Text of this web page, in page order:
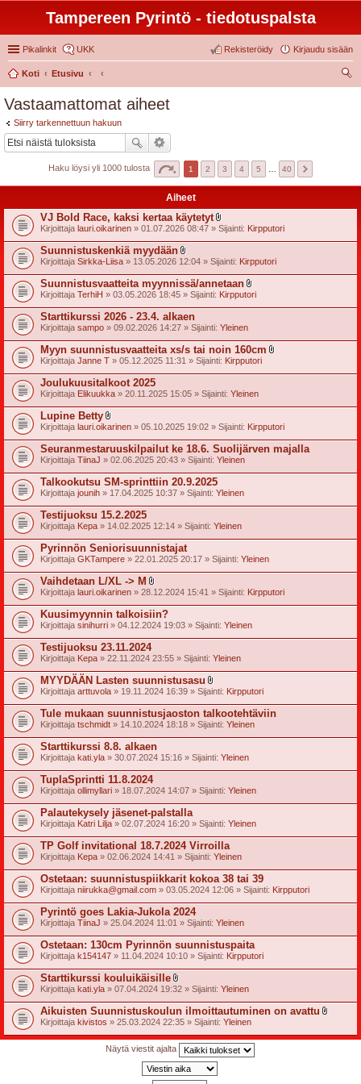
Tampereen Pyrintö - tiedotuspalsta
Pikalinkit UKK Kirjaudu sisään
Rekisteröidy
Koti
Etusivu
Vastaamattomat aiheet
Siirry tarkennettuun hakuun
Haku löysi yli 1000 tulosta 1 2 3 4 5 40
Aiheet
VJ Bold Race, kaksi kertaa käytetyt
l
i
t
e
e
t
Kirjoittaja lauri.oikarinen » 01.07.2026 08:47 » Sijainti: Kirpputori
Suunnistuskenkiä myydään
l
i
t
t
e
e
t
Kirjoittaja Sirkka-Liisa » 13.05.2026 12:04 » Sijainti: Kirpputori
Suunnistusvaatteita myynnissä/annetaan
l
i
e
e
t
Kirjoittaja TerhiH » 03.05.2026 18:45 » Sijainti: Kirpputori
Starttikurssi 2026 - 23.4. alkaen
Kirjoittaja sampo » 09.02.2026 14:27 » Sijainti: Yleinen
Myyn suunnistusvaatteita xs/s tai noin 160cm
i
e
t
Kirjoittaja Janne T » 05.12.2025 11:31 » Sijainti: Kirpputori
Joulukuusitalkoot 2025
Kirjoittaja Elikuukka » 20.11.2025 15:05 » Sijainti: Yleinen
Lupine Betty
l
i
t
t
e
e
t
Kirjoittaja lauri.oikarinen » 05.10.2025 19:02 » Sijainti: Kirpputori
Seuranmestaruuskilpailut ke 18.6. Suolijärven majalla
Kirjoittaja TiinaJ » 02.06.2025 20:43 » Sijainti: Yleinen
Talkookutsu SM-sprinttiin 20.9.2025
Kirjoittaja jounih » 17.04.2025 10:37 » Sijainti: Yleinen
Testijuoksu 15.2.2025
Kirjoittaja Kepa » 14.02.2025 12:14 » Sijainti: Yleinen
Pyrinnön Seniorisuunnistajat
Kirjoittaja GKTampere » 22.01.2025 20:17 » Sijainti: Yleinen
Vaihdetaan L/XL -> M
l
i
t
t
e
t
Kirjoittaja lauri.oikarinen » 28.12.2024 15:41 » Sijainti: Kirpputori
Kuusimyynnin talkoisiin?
Kirjoittaja sinihurri » 04.12.2024 19:03 » Sijainti: Yleinen
Testijuoksu 23.11.2024
Kirjoittaja Kepa » 22.11.2024 23:55 » Sijainti: Yleinen
MYYDÄÄN Lasten suunnistusasu
l
i
t
t
e
t
Kirjoittaja arttuvola » 19.11.2024 16:39 » Sijainti: Kirpputori
Tule mukaan suunnistusjaoston talkootehtäviin
Kirjoittaja tschmidt » 14.10.2024 18:18 » Sijainti: Yleinen
Starttikurssi 8.8. alkaen
Kirjoittaja kati.yla » 30.07.2024 15:16 » Sijainti: Yleinen
TuplaSprintti 11.8.2024
Kirjoittaja ollimyllari » 18.07.2024 14:07 » Sijainti: Yleinen
Palautekysely jäsenet-palstalla
Kirjoittaja Katri Lilja » 02.07.2024 16:20 » Sijainti: Yleinen
TP Golf invitational 18.7.2024 Virroilla
Kirjoittaja Kepa » 02.06.2024 14:41 » Sijainti: Yleinen
Ostetaan: suunnistuspiikkarit kokoa 38 tai 39
Kirjoittaja niirukka@gmail.com » 03.05.2024 12:06 » Sijainti: Kirpputori
Pyrintö goes Lakia-Jukola 2024
Kirjoittaja TiinaJ » 25.04.2024 11:01 » Sijainti: Yleinen
Ostetaan: 130cm Pyrinnön suunnistuspaita
Kirjoittaja k154147 » 11.04.2024 10:10 » Sijainti: Kirpputori
Starttikurssi kouluikäisille
l
i
t
t
e
e
Kirjoittaja kati.yla » 07.04.2024 19:32 » Sijainti: Yleinen
Aikuisten Suunnistuskoulun ilmoittautuminen on avattu
i
Kirjoittaja kivistos » 25.03.2024 22:35 » Sijainti: Yleinen
Näytä viestit ajalta